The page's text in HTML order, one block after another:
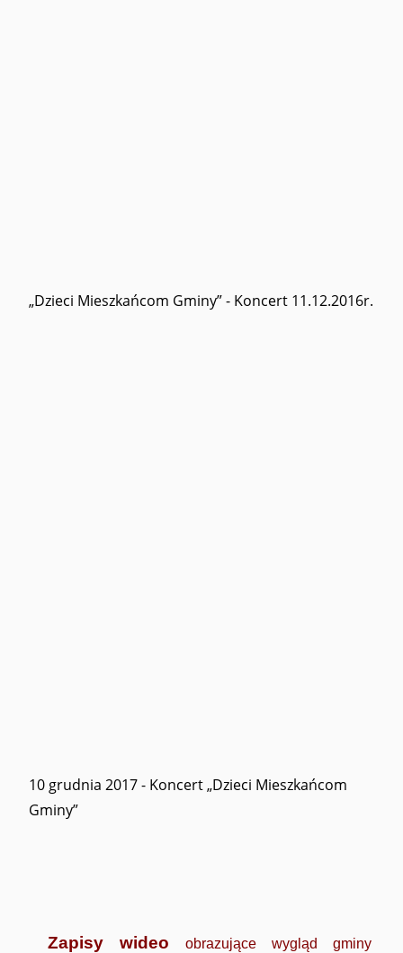
Zapisy wideo obrazujące wygląd gminy
„Dzieci Mieszkańcom Gminy” - Koncert 11.12.2016r.
10 grudnia 2017 - Koncert „Dzieci Mieszkańcom
Gminy”